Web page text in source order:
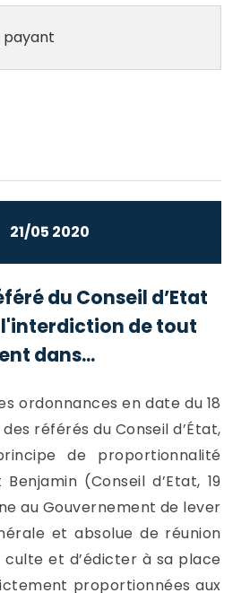
21/05 2020
du Conseil d’Etat
de tout
dans...
ordonnances en date du 18
référés du Conseil d’État,
de proportionnalité
(Conseil d’Etat, 19
au Gouvernement de lever
et absolue de réunion
culte et d’édicter à sa place
proportionnées aux